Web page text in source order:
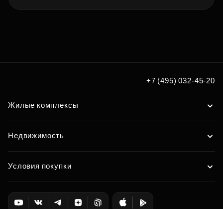
+7 (495) 032-45-20
Жилые комплексы
Недвижимость
Условия покупки